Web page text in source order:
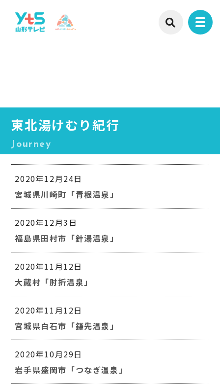
東北湯けむり紀行
Journey
2020年12月24日
宮城県川崎町「青根温泉」
2020年12月3日
福島県田村市「針湯温泉」
2020年11月12日
大蔵村「肘折温泉」
2020年11月12日
宮城県白石市「鎌先温泉」
2020年10月29日
岩手県盛岡市「つなぎ温泉」